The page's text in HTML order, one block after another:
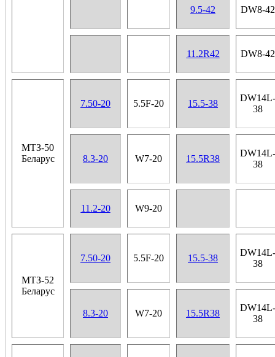
9.5-42 DW8-42
11.2R42 DW8-42
МТЗ-50
Беларус
7.50-20 5.5F-20 15.5-38
DW14L-
38
8.3-20 W7-20 15.5R38
DW14L-
38
11.2-20 W9-20
МТЗ-52
Беларус
7.50-20 5.5F-20 15.5-38
DW14L-
38
8.3-20 W7-20 15.5R38
DW14L-
38